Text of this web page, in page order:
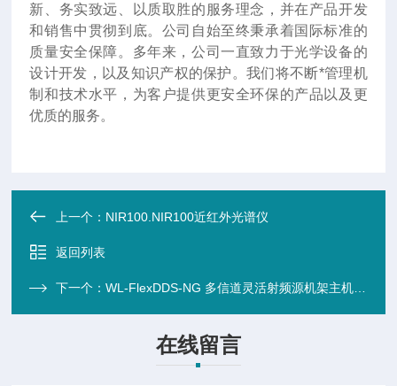
新、务实致远、以质取胜的服务理念，并在产品开发
和销售中贯彻到底。公司自始至终秉承着国际标准的
质量安全保障。多年来，公司一直致力于光学设备的
设计开发，以及知识产权的保护。我们将不断*管理机
制和技术水平，为客户提供更安全环保的产品以及更
优质的服务。
上一个： NIR100.NIR100近红外光谱仪
返回列表
下一个：WL-FlexDDS-NG 多信道灵活射频源机架主机（发生器任意波形器）
在线留言